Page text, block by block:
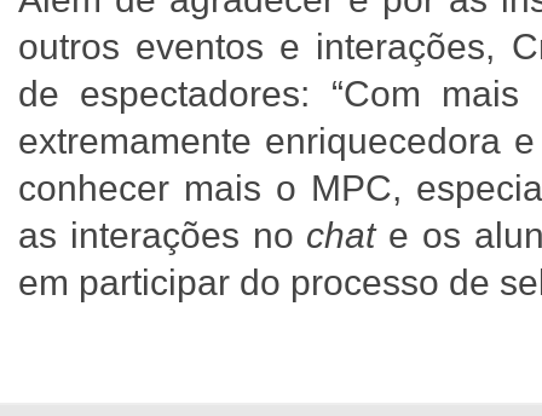
outros eventos e interações,
de espectadores: “Com
extremamente enriquecedora
conhecer mais o MPC,
as interações no chat e os
em participar do processo de